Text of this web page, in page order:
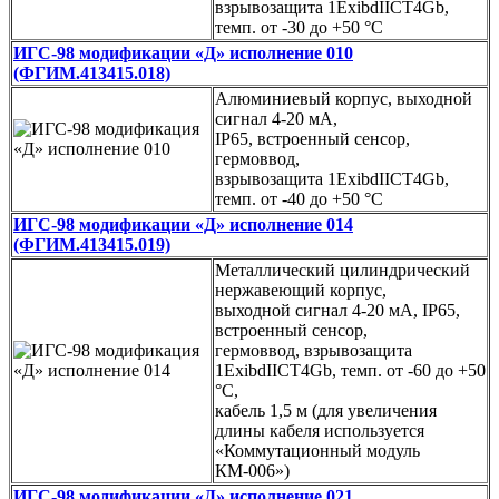
взрывозащита 1ExibdIICT4Gb,
темп. от -30 до +50 °C
ИГС-98 модификации «Д» исполнение 010
(ФГИМ.413415.018)
Алюминиевый корпус, выходной
сигнал 4-20 мА,
IP65, встроенный сенсор,
гермоввод,
взрывозащита 1ExibdIICT4Gb,
темп. от -40 до +50 °C
ИГС-98 модификации «Д» исполнение 014
(ФГИМ.413415.019)
Металлический цилиндрический
нержавеющий корпус,
выходной сигнал 4-20 мА, IP65,
встроенный сенсор,
гермоввод, взрывозащита
1ExibdIICT4Gb, темп. от -60 до +50
°C,
кабель 1,5 м (для увеличения
длины кабеля используется
«Коммутационный модуль
КМ-006»)